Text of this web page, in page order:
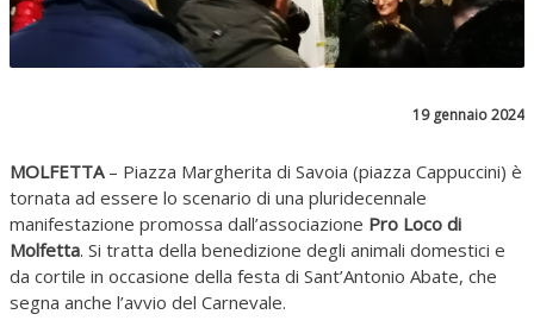
19 gennaio 2024
MOLFETTA– Piazza Margherita di Savoia (piazza Cappuccini) è
tornata ad essere lo scenario di una pluridecennale
manifestazione promossa dall’associazione Pro Loco di
Molfetta. Si tratta della benedizione degli animali domestici e
da cortile in occasione della festa di Sant’Antonio Abate, che
segna anche l’avvio del Carnevale.